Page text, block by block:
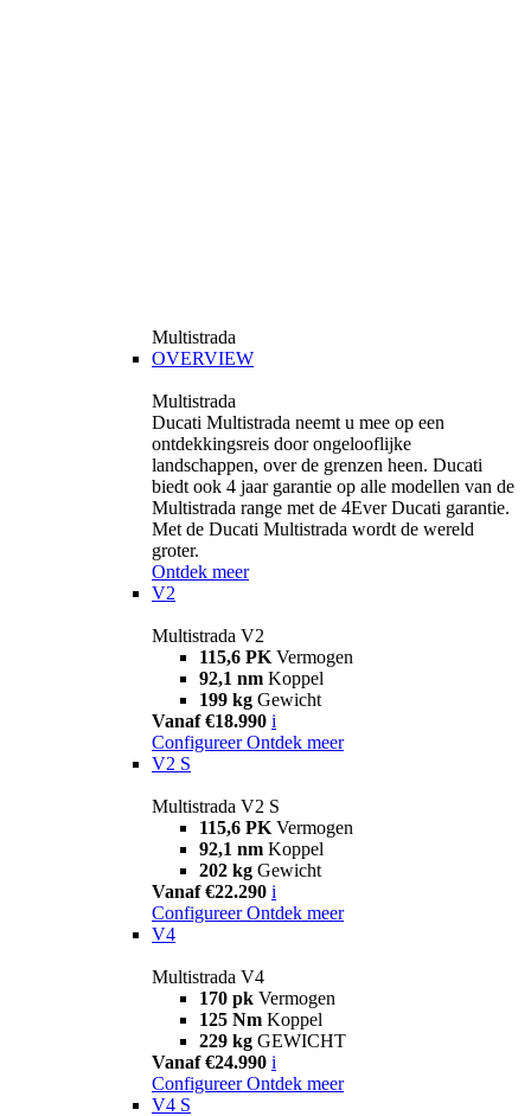
Multistrada
OVERVIEW
Multistrada
Ducati Multistrada neemt u mee op een
ontdekkingsreis door ongelooflijke
landschappen, over de grenzen heen. Ducati
biedt ook 4 jaar garantie op alle modellen van de
Multistrada range met de 4Ever Ducati garantie.
Met de Ducati Multistrada wordt de wereld
groter.
Ontdek meer
V2
Multistrada V2
115,6 PK Vermogen
92,1 nm Koppel
199 kg Gewicht
Vanaf €18.990 i
Configureer Ontdek meer
V2 S
Multistrada V2 S
115,6 PK Vermogen
92,1 nm Koppel
202 kg Gewicht
Vanaf €22.290 i
Configureer Ontdek meer
V4
Multistrada V4
170 pk Vermogen
125 Nm Koppel
229 kg GEWICHT
Vanaf €24.990 i
Configureer Ontdek meer
V4 S